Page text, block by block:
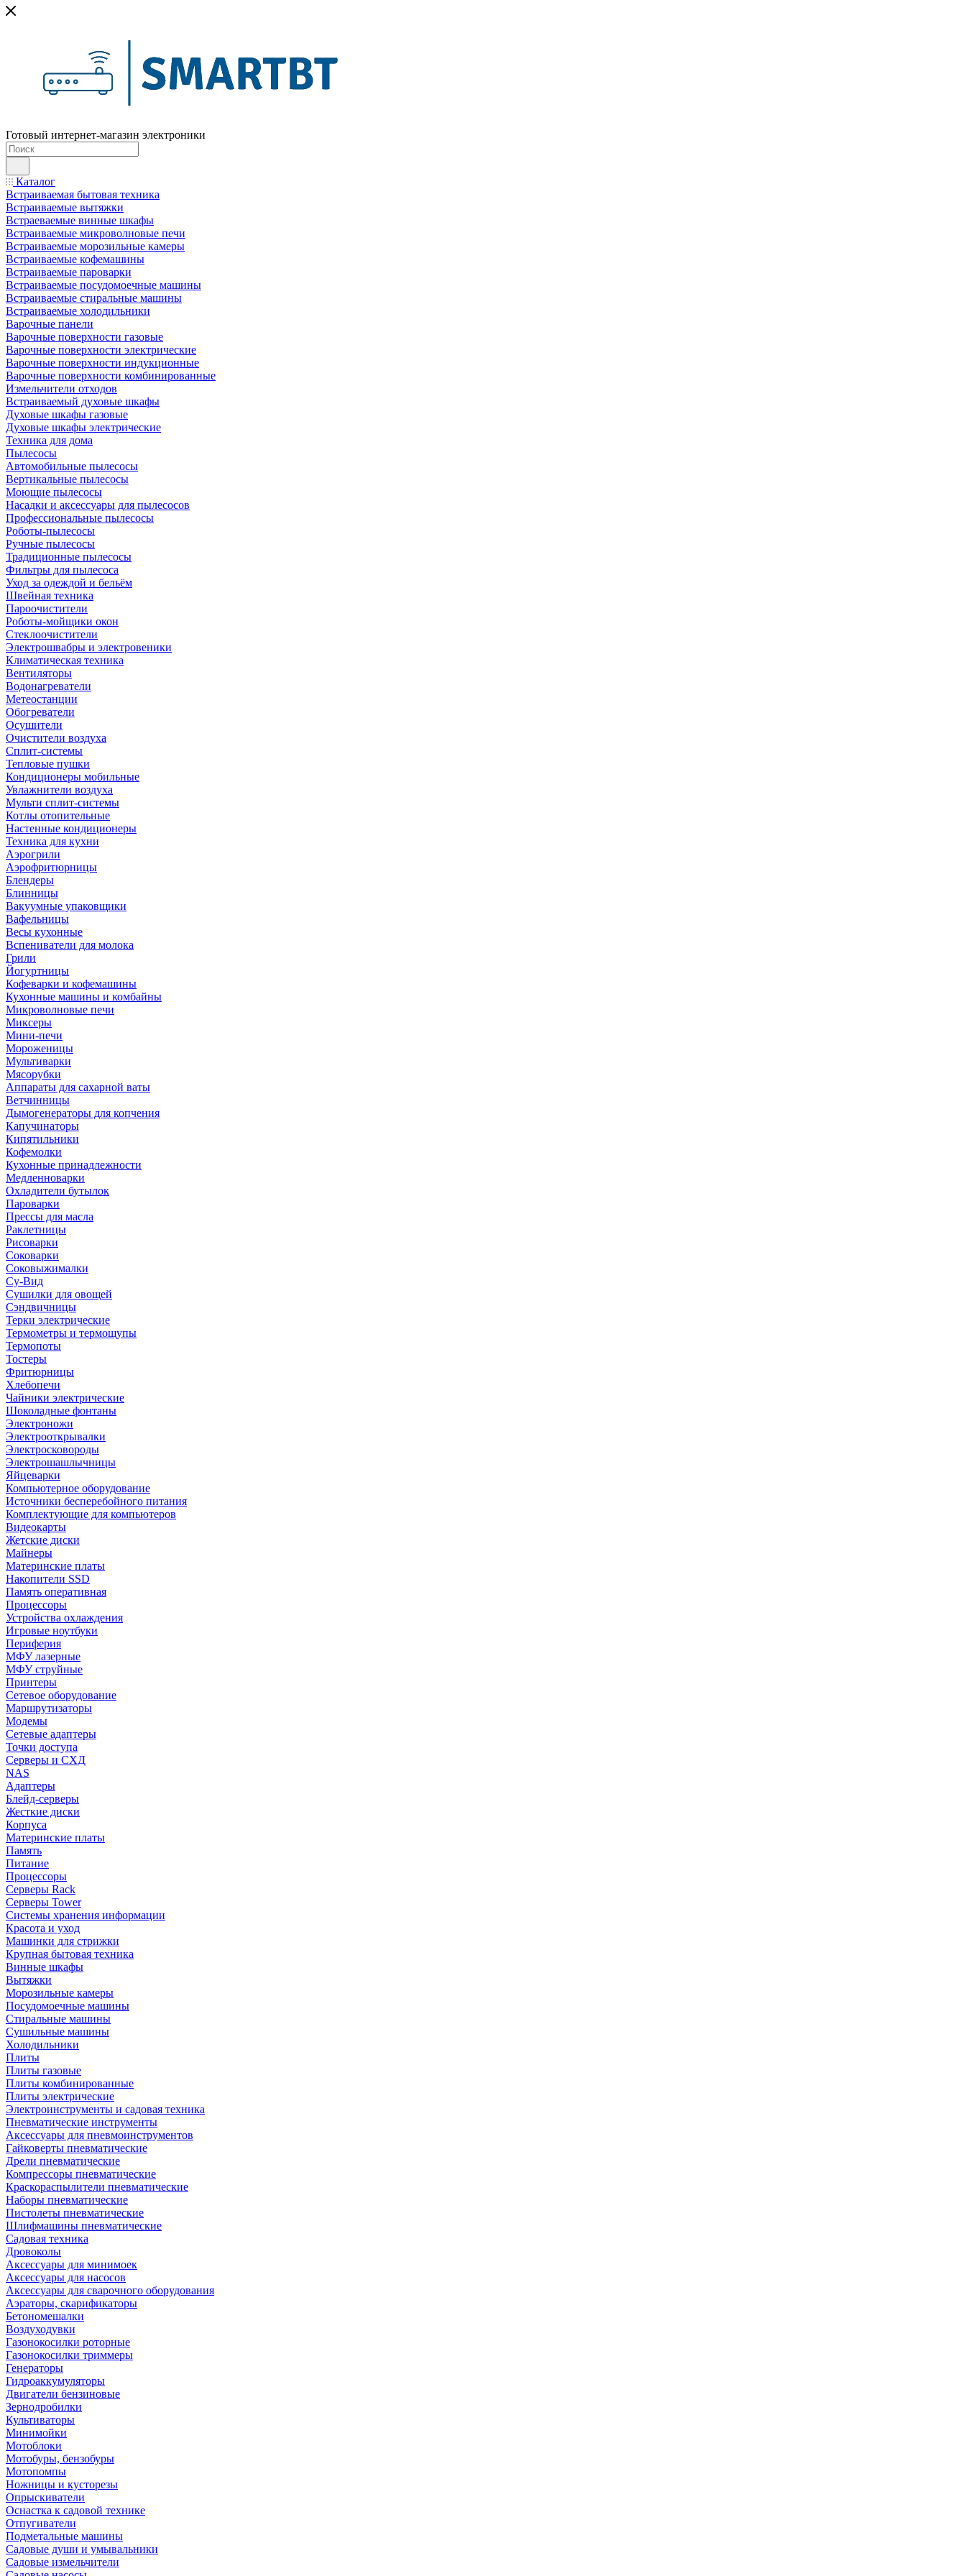
Готовый интернет-магазин электроники
Каталог
Встраиваемая бытовая техника
Встраиваемые вытяжки
Встраеваемые винные шкафы
Встраиваемые микроволновые печи
Встраиваемые морозильные камеры
Встраиваемые кофемашины
Встраиваемые пароварки
Встраиваемые посудомоечные машины
Встраиваемые стиральные машины
Встраиваемые холодильники
Варочные панели
Варочные поверхности газовые
Варочные поверхности электрические
Варочные поверхности индукционные
Варочные поверхности комбинированные
Измельчители отходов
Встраиваемый духовые шкафы
Духовые шкафы газовые
Духовые шкафы электрические
Техника для дома
Пылесосы
Автомобильные пылесосы
Вертикальные пылесосы
Моющие пылесосы
Насадки и аксессуары для пылесосов
Профессиональные пылесосы
Роботы-пылесосы
Ручные пылесосы
Традиционные пылесосы
Фильтры для пылесоса
Уход за одеждой и бельём
Швейная техника
Пароочистители
Роботы-мойщики окон
Стеклоочистители
Электрошвабры и электровеники
Климатическая техника
Вентиляторы
Водонагреватели
Метеостанции
Обогреватели
Осушители
Очистители воздуха
Сплит-системы
Тепловые пушки
Кондиционеры мобильные
Увлажнители воздуха
Мульти сплит-системы
Котлы отопительные
Настенные кондиционеры
Техника для кухни
Аэрогрили
Аэрофритюрницы
Блендеры
Блинницы
Вакуумные упаковщики
Вафельницы
Весы кухонные
Вспениватели для молока
Грили
Йогуртницы
Кофеварки и кофемашины
Кухонные машины и комбайны
Микроволновые печи
Миксеры
Мини-печи
Мороженицы
Мультиварки
Мясорубки
Аппараты для сахарной ваты
Ветчинницы
Дымогенераторы для копчения
Капучинаторы
Кипятильники
Кофемолки
Кухонные принадлежности
Медленноварки
Охладители бутылок
Пароварки
Прессы для масла
Раклетницы
Рисоварки
Соковарки
Соковыжималки
Су-Вид
Сушилки для овощей
Сэндвичницы
Терки электрические
Термометры и термощупы
Термопоты
Тостеры
Фритюрницы
Хлебопечи
Чайники электрические
Шоколадные фонтаны
Электроножи
Электрооткрывалки
Электросковороды
Электрошашлычницы
Яйцеварки
Компьютерное оборудование
Источники бесперебойного питания
Комплектующие для компьютеров
Видеокарты
Жетские диски
Майнеры
Материнские платы
Накопители SSD
Память оперативная
Процессоры
Устройства охлаждения
Игровые ноутбуки
Периферия
МФУ лазерные
МФУ струйные
Принтеры
Сетевое оборудование
Маршрутизаторы
Модемы
Сетевые адаптеры
Точки доступа
Серверы и СХД
NAS
Адаптеры
Блейд-серверы
Жесткие диски
Корпуса
Материнские платы
Память
Питание
Процессоры
Серверы Rack
Серверы Tower
Системы хранения информации
Красота и уход
Машинки для стрижки
Крупная бытовая техника
Винные шкафы
Вытяжки
Морозильные камеры
Посудомоечные машины
Стиральные машины
Сушильные машины
Холодильники
Плиты
Плиты газовые
Плиты комбинированные
Плиты электрические
Электроинструменты и садовая техника
Пневматические инструменты
Аксессуары для пневмоинструментов
Гайковерты пневматические
Дрели пневматические
Компрессоры пневматические
Краскораспылители пневматические
Наборы пневматические
Пистолеты пневматические
Шлифмашины пневматические
Садовая техника
Дровоколы
Аксессуары для минимоек
Аксессуары для насосов
Аксессуары для сварочного оборудования
Аэраторы, скарификаторы
Бетономешалки
Воздуходувки
Газонокосилки роторные
Газонокосилки триммеры
Генераторы
Гидроаккумуляторы
Двигатели бензиновые
Зернодробилки
Культиваторы
Минимойки
Мотоблоки
Мотобуры, бензобуры
Мотопомпы
Ножницы и кусторезы
Опрыскиватели
Оснастка к садовой технике
Отпугиватели
Подметальные машины
Садовые души и умывальники
Садовые измельчители